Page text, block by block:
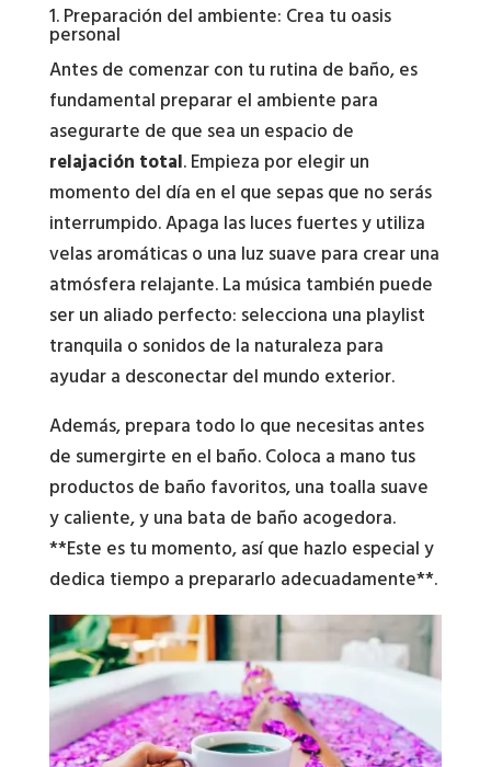
1. Preparación del ambiente: Crea tu oasis
personal
Antes de comenzar con tu rutina de baño, es
fundamental preparar el ambiente para
asegurarte de que sea un espacio de
relajación total. Empieza por elegir un
momento del día en el que sepas que no serás
interrumpido. Apaga las luces fuertes y utiliza
velas aromáticas o una luz suave para crear una
atmósfera relajante. La música también puede
ser un aliado perfecto: selecciona una playlist
tranquila o sonidos de la naturaleza para
ayudar a desconectar del mundo exterior.
Además, prepara todo lo que necesitas antes
de sumergirte en el baño. Coloca a mano tus
productos de baño favoritos, una toalla suave
y caliente, y una bata de baño acogedora.
**Este es tu momento, así que hazlo especial y
dedica tiempo a prepararlo adecuadamente**.